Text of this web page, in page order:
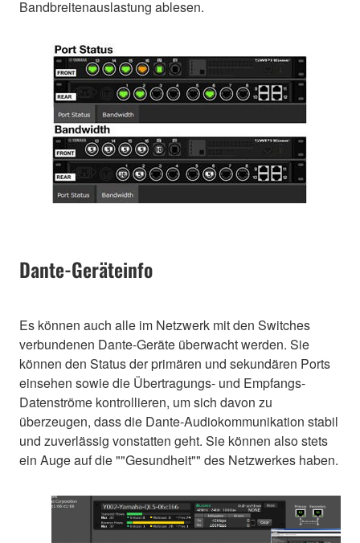
Bandbreitenauslastung ablesen.
Dante-Geräteinfo
Es können auch alle im Netzwerk mit den Switches
verbundenen Dante-Geräte überwacht werden. Sie
können den Status der primären und sekundären Ports
einsehen sowie die Übertragungs- und Empfangs-
Datenströme kontrollieren, um sich davon zu
überzeugen, dass die Dante-Audiokommunikation stabil
und zuverlässig vonstatten geht. Sie können also stets
ein Auge auf die ""Gesundheit"" des Netzwerkes haben.